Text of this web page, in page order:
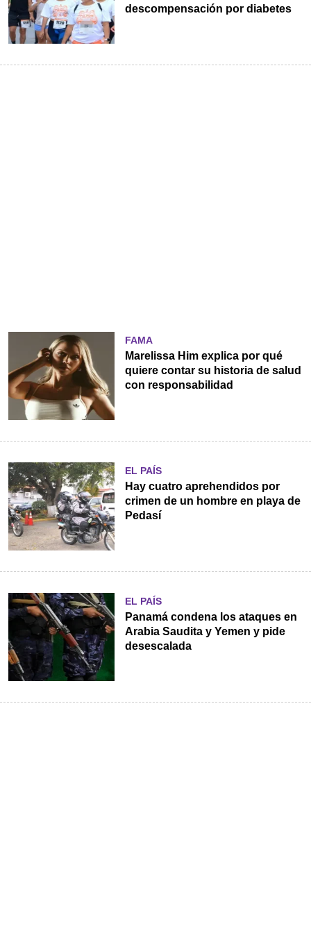
descompensación por diabetes
FAMA
Marelissa Him explica por qué
quiere contar su historia de salud
con responsabilidad
EL PAÍS
Hay cuatro aprehendidos por
crimen de un hombre en playa de
Pedasí
EL PAÍS
Panamá condena los ataques en
Arabia Saudita y Yemen y pide
desescalada